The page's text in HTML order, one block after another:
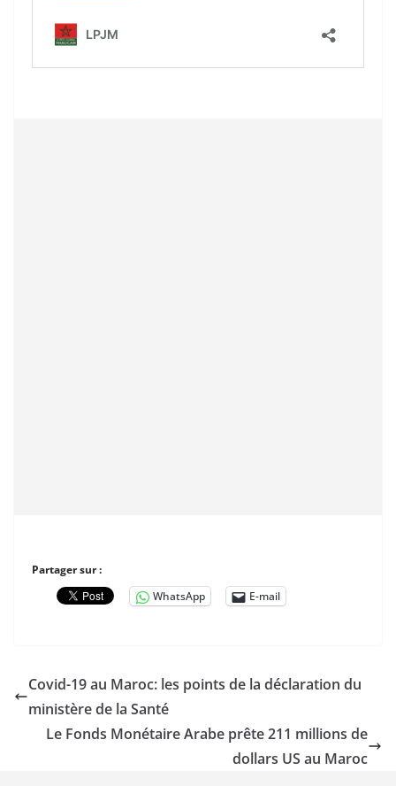
Partager sur :
WhatsApp
E-mail
Covid-19 au Maroc: les points de la déclaration du
ministère de la Santé
Le Fonds Monétaire Arabe prête 211 millions de
dollars US au Maroc